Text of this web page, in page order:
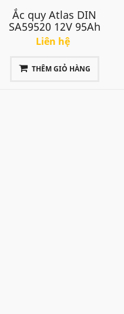
Ắc quy Atlas DIN
SA59520 12V 95Ah
Liên hệ
THÊM GIỎ HÀNG